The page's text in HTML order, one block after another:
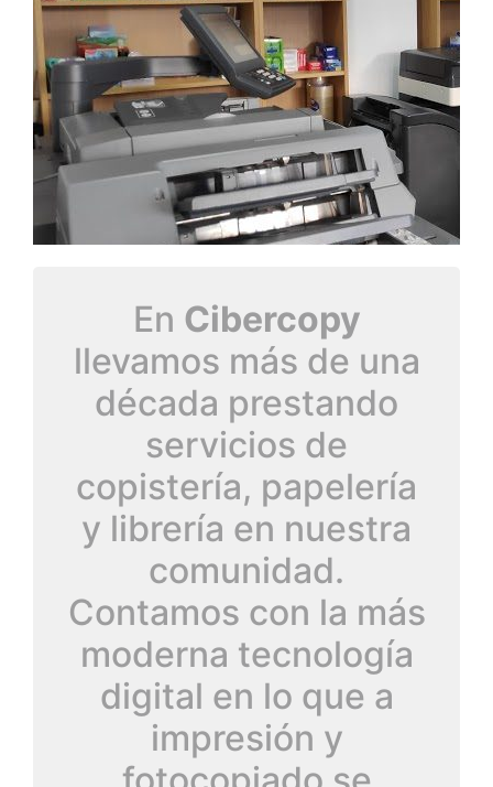
En Cibercopy
llevamos más de una
década prestando
servicios de
copistería, papelería
y librería en nuestra
comunidad.
Contamos con la más
moderna tecnología
digital en lo que a
impresión y